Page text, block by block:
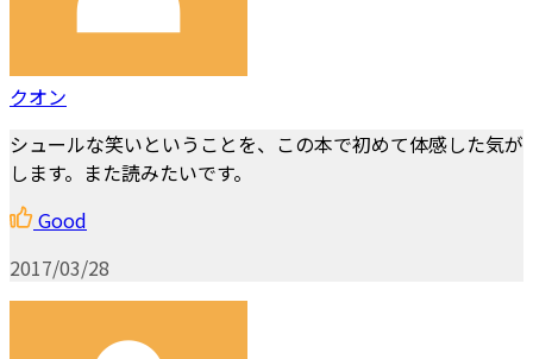
クオン
シュールな笑いということを、この本で初めて体感した気が
します。また読みたいです。
Good
2017/03/28